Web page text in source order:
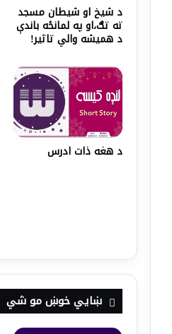
د شیخ او شیطان مسجد
ته تګ،او په لمانځه باندې
د همیشه والي تاثیر!
د هغه ذات ادرس
ښايي خوښ مو شي